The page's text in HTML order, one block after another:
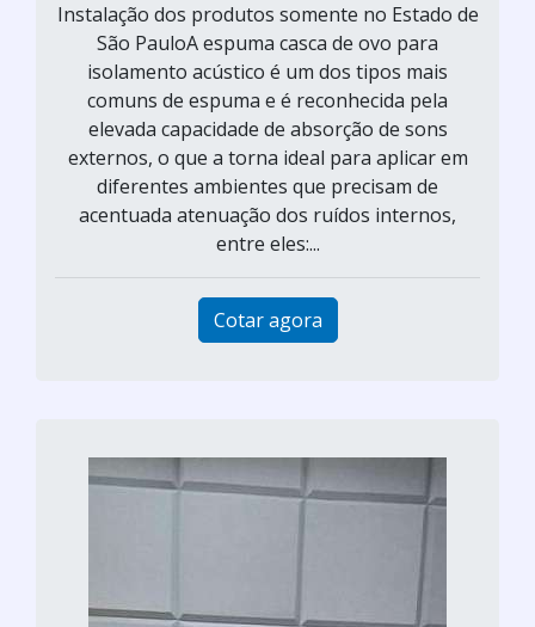
Instalação dos produtos somente no Estado de
São PauloA espuma casca de ovo para
isolamento acústico é um dos tipos mais
comuns de espuma e é reconhecida pela
elevada capacidade de absorção de sons
externos, o que a torna ideal para aplicar em
diferentes ambientes que precisam de
acentuada atenuação dos ruídos internos,
entre eles:...
Cotar agora